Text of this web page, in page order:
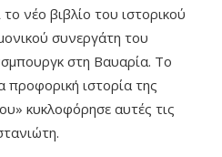
νέο βιβλίο του ιστορικού
συνεργάτη του
στη Βαυαρία. Το
ιστορία της
κυκλοφόρησε αυτές τις